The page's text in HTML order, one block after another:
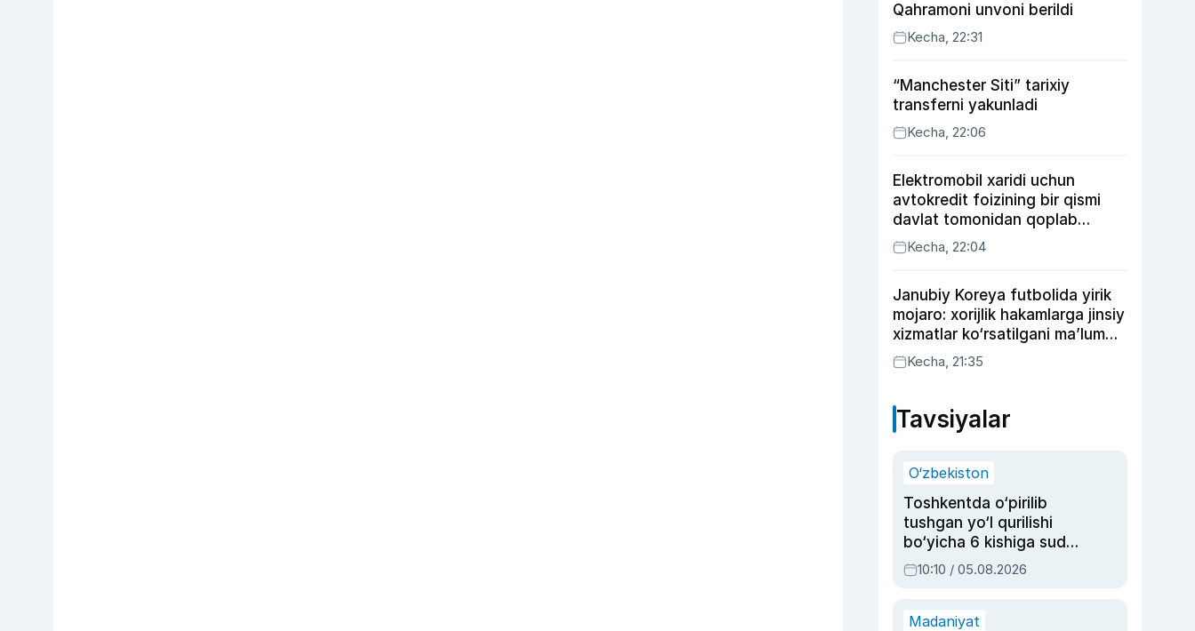
Qahramoni unvoni berildi
Kecha, 22:31
“Manchester Siti” tarixiy
transferni yakunladi
Kecha, 22:06
Elektromobil xaridi uchun
avtokredit foizining bir qismi
davlat tomonidan qoplab
berilishi mumkin
Kecha, 22:04
Janubiy Koreya futbolida yirik
mojaro: xorijlik hakamlarga jinsiy
xizmatlar ko‘rsatilgani ma’lum
qilindi
Kecha, 21:35
Tavsiyalar
O‘zbekiston
Toshkentda o‘pirilib
tushgan yo‘l qurilishi
bo‘yicha 6 kishiga sud
hukmi o‘qildi
10:10 / 05.08.2026
Madaniyat